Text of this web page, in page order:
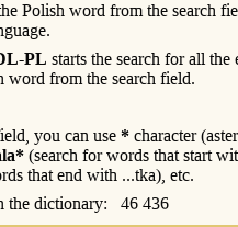
Polish word from the search
PL starts the search for all the
word from the search field.
you can use * character
(search for words that start
that end with ...tka), etc.
the dictionary: 46 436